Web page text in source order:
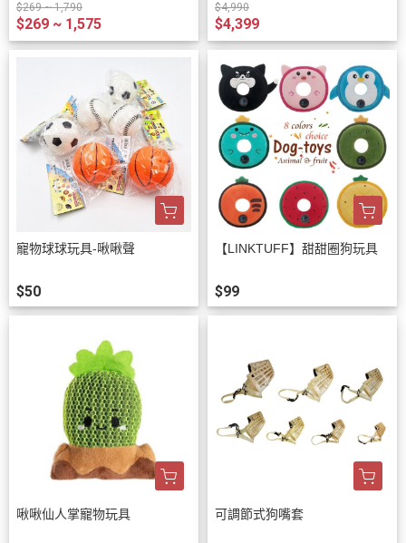
$269 ~ 1,790
$269 ~ 1,575
$4,990
$4,399
寵物球球玩具-啾啾聲
$50
【LINKTUFF】甜甜圈狗玩具
$99
啾啾仙人掌寵物玩具 可調節式狗嘴套